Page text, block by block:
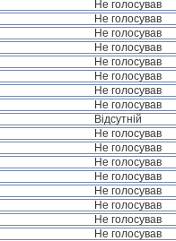
Не голосував
Не голосував
Не голосував
Не голосував
Не голосував
Не голосував
Не голосував
Не голосував
Відсутній
Не голосував
Не голосував
Не голосував
Не голосував
Не голосував
Не голосував
Не голосував
Не голосував